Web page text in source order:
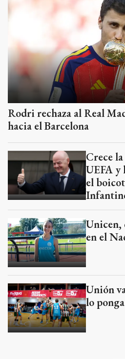
Rodri rechaza al Real
hacia el Barcelona
Crece
UEFA y
el
Unicen,
en el
Unión
lo